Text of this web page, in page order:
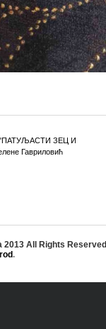
"ПАТУЉАСТИ ЗЕЦ И
Гавриловић
All Rights Reserved
.